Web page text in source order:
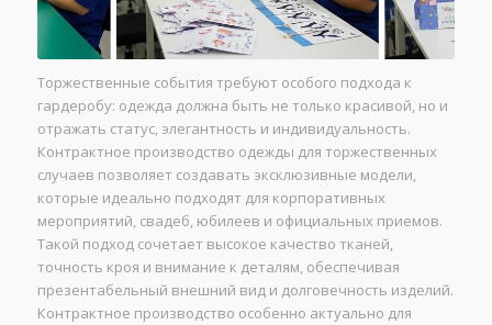
Торжественные события требуют особого подхода к
гардеробу: одежда должна быть не только красивой, но и
отражать статус, элегантность и индивидуальность.
Контрактное производство одежды для торжественных
случаев позволяет создавать эксклюзивные модели,
которые идеально подходят для корпоративных
мероприятий, свадеб, юбилеев и официальных приемов.
Такой подход сочетает высокое качество тканей,
точность кроя и внимание к деталям, обеспечивая
презентабельный внешний вид и долговечность изделий.
Контрактное производство особенно актуально для